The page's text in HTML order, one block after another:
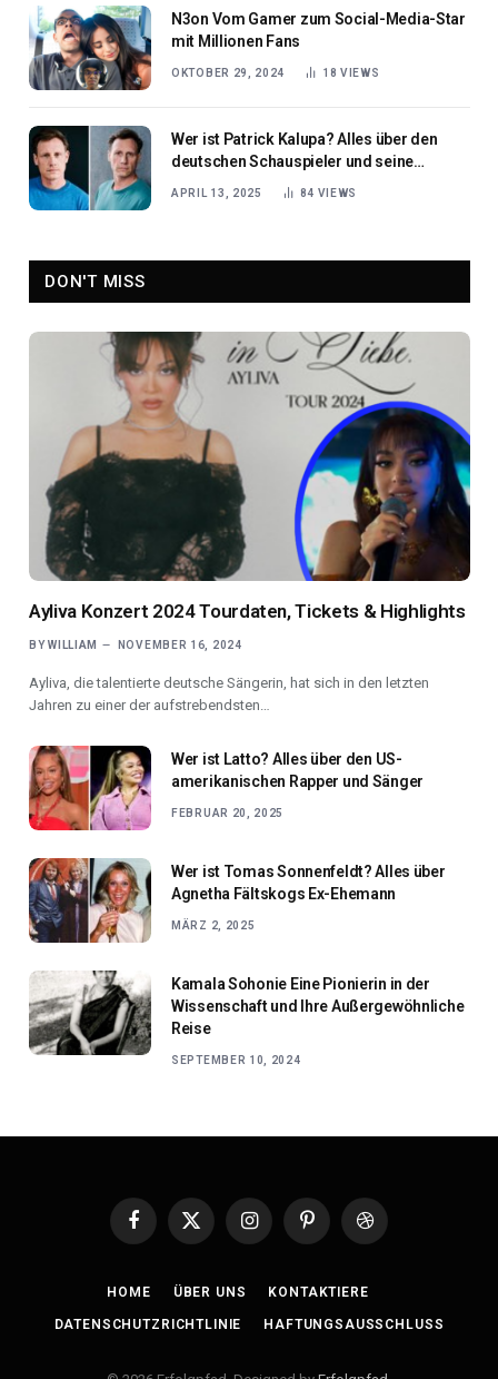
N3on Vom Gamer zum Social-Media-Star
mit Millionen Fans
OKTOBER 29, 2024 18VIEWS
Wer ist Patrick Kalupa? Alles über den
deutschen Schauspieler und seine
Karriere
APRIL 13, 2025 84 VIEWS
DON'T MISS
Ayliva Konzert 2024 Tourdaten, Tickets & Highlights
BY WILLIAM NOVEMBER 16, 2024
Ayliva, die talentierte deutsche Sängerin, hat sich in den letzten
Jahren zu einer der aufstrebendsten…
Wer ist Latto? Alles über den US-
amerikanischen Rapper und Sänger
FEBRUAR 20, 2025
Wer ist Tomas Sonnenfeldt? Alles über
Agnetha Fältskogs Ex-Ehemann
MÄRZ 2, 2025
Kamala Sohonie Eine Pionierin in der
Wissenschaft und Ihre Außergewöhnliche
Reise
SEPTEMBER 10, 2024
Facebook
X
InstagramPinterestDribbble
HOME ÜBER UNS KONTAKTIERE
DATENSCHUTZRICHTLINIE HAFTUNGSAUSSCHLUSS